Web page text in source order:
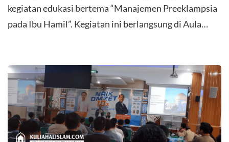
kegiatan edukasi bertema “Manajemen Preeklampsia
pada Ibu Hamil”. Kegiatan ini berlangsung di Aula…